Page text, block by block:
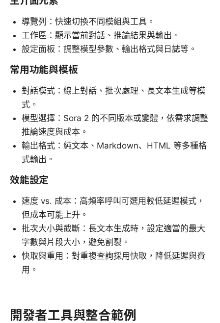
導覽列：快速切換不同模組與工具。
工作區：顯示當前對話、推論結果與輸出。
設定面板：調整模型參數、輸出格式與日誌等。
常用功能與模板
對話模式：線上對話、批次處理、長文本生成等模
式。
模型選擇：Sora 2 的不同版本或變體，依需求調整
推論速度與成本。
輸出格式：純文本、Markdown、HTML 等多種格
式輸出。
效能設定
速度 vs. 成本：高頻率呼叫可選用較低延遲模式，
但成本可能上升。
批次大小與截斷：長文本生成時，設定適當的最大
字數與片段大小，避免割裂。
快取與重用：對重複查詢採用快取，降低延遲與費
用。
開發者工具與整合範例